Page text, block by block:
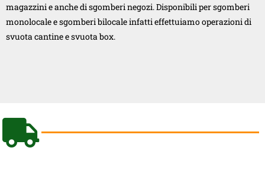
magazzini e anche di sgomberi negozi. Disponibili per sgomberi
monolocale e sgomberi bilocale infatti effettuiamo operazioni di
svuota cantine e svuota box.